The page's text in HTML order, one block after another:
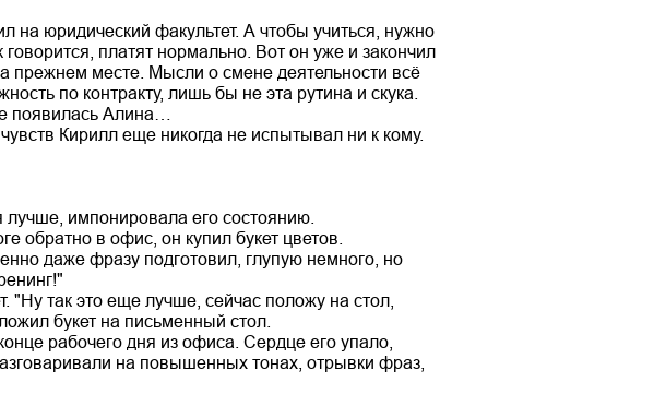
на юридический факультет. А чтобы учиться, нужно
платят нормально. Вот он уже и закончил
прежнем месте. Мысли о смене деятельности всё
по контракту, лишь бы не эта рутина и скука.
появилась Алина…
Кирилл еще никогда не испытывал ни к кому.
лучше, импонировала его состоянию.
обратно в офис, он купил букет цветов.
даже фразу подготовил, глупую немного, но
"Ну так это еще лучше, сейчас положу на стол,
букет на письменный стол.
рабочего дня из офиса. Сердце его упало,
на повышенных тонах, отрывки фраз,